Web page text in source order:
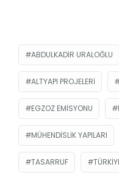
ABDULKADIR URALOĞLU
ALTYAPI PROJELERI
EGZOZ EMISYONU
MÜHENDISLIK YAPILARI
TASARRUF